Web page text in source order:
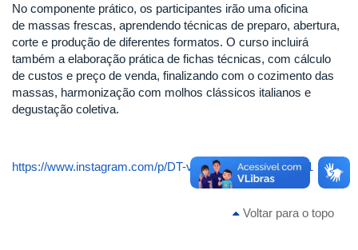
No componente prático, os participantes irão uma oficina
de massas frescas, aprendendo técnicas de preparo, abertura,
corte e produção de diferentes formatos. O curso incluirá
também a elaboração prática de fichas técnicas, com cálculo
de custos e preço de venda, finalizando com o cozimento das
massas, harmonização com molhos clássicos italianos e
degustação coletiva.
https://www.instagram.com/p/DT-vKUPjjYc/?img_index=1
Voltar para o topo